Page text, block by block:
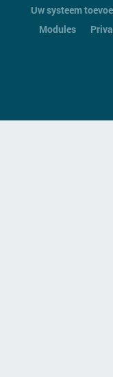
Uw systeem
Modules